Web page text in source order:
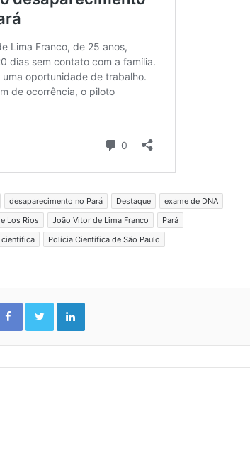
desaparecimento no Pará Destaque
exame de DNA
Los Rios João Vitor de Lima Franco
Pará
Polícia Científica de São Paulo
FacebookTwitterLinkedin